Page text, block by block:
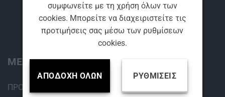
συμφωνείτε με τη χρήση όλων των
cookies. Μπορείτε να διαχειριστείτε τις
προτιμήσεις σας μέσω των ρυθμίσεων
cookies.
ΑΠΟΔΟΧΉ ΌΛΩΝ ΡΥΘΜΊΣΕΙΣ
Βρείτε μας
ΜΕΝΟΥ:
ΠΡΟΪΟΝΤΑ